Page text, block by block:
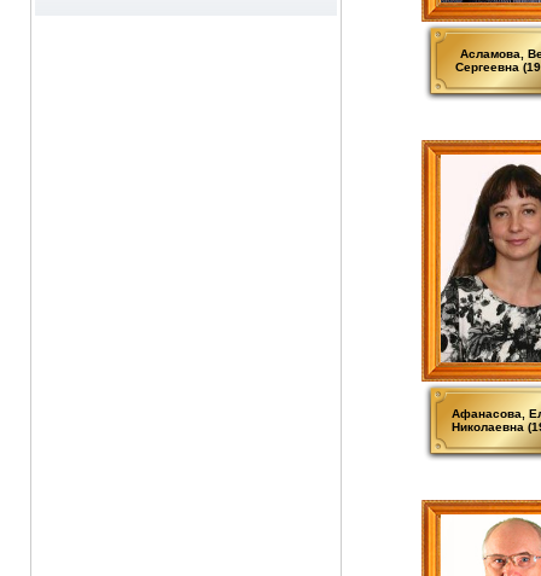
Асламова,
Сергеевна
Афанасова,
Николаевна